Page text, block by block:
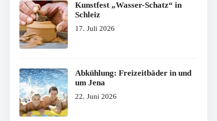
Kunstfest „Wasser-Schatz“ in
Schleiz
17. Juli 2026
Abkühlung: Freizeitbäder in und
um Jena
22. Juni 2026